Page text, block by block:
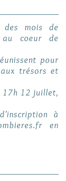
des mois de
coeur de
pour
trésors et
17h 12 juillet,
à
en